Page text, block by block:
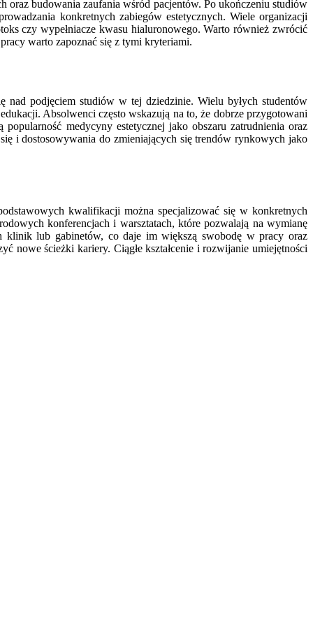
budowania zaufania wśród pacjentów. Po ukończeniu studiów
konkretnych zabiegów estetycznych. Wiele organizacji
czy wypełniacze kwasu hialuronowego. Warto również zwrócić
warto zapoznać się z tymi kryteriami.
nad podjęciem studiów w tej dziedzinie. Wielu byłych studentów
Absolwenci często wskazują na to, że dobrze przygotowani
medycyny estetycznej jako obszaru zatrudnienia oraz
i dostosowywania do zmieniających się trendów rynkowych jako
kwalifikacji można specjalizować się w konkretnych
konferencjach i warsztatach, które pozwalają na wymianę
klinik lub gabinetów, co daje im większą swobodę w pracy oraz
nowe ścieżki kariery. Ciągłe kształcenie i rozwijanie umiejętności